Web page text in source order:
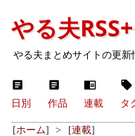
やる夫
やる夫まとめサイトの更
日別 作品 連載 タ
[ホーム] > [連載]